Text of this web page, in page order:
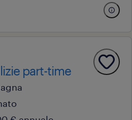
part-time